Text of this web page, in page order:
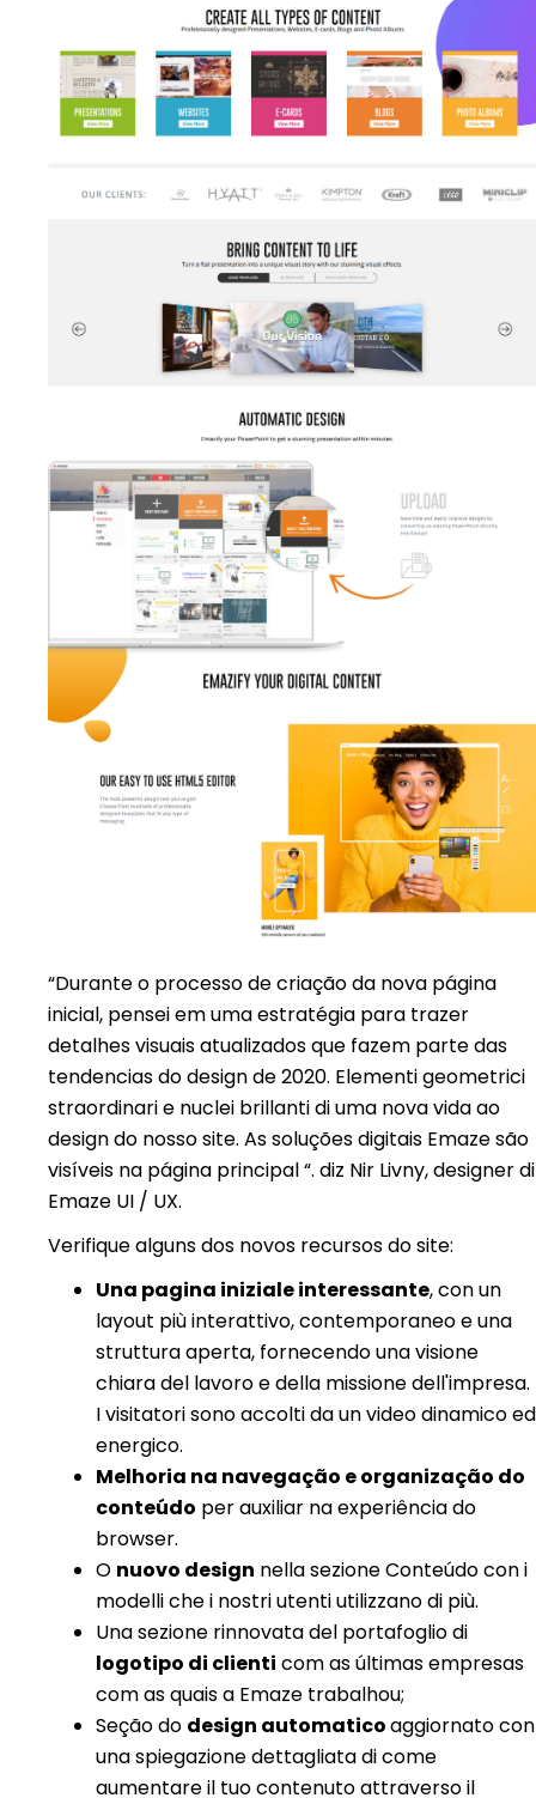
“Durante o processo de criação da nova página
inicial, pensei em uma estratégia para trazer
detalhes visuais atualizados que fazem parte das
tendencias do design de 2020. Elementi geometrici
straordinari e nuclei brillanti di uma nova vida ao
design do nosso site. As soluções digitais Emaze são
visíveis na página principal “. diz Nir Livny, designer di
Emaze UI / UX.
Verifique alguns dos novos recursos do site:
Una pagina iniziale interessante, con un
layout più interattivo, contemporaneo e una
struttura aperta, fornecendo una visione
chiara del lavoro e della missione dell'impresa.
I visitatori sono accolti da un video dinamico ed
energico.
Melhoria na navegação e organização do
conteúdo per auxiliar na experiência do
browser.
O nuovo design nella sezione Conteúdo con i
modelli che i nostri utenti utilizzano di più.
Una sezione rinnovata del portafoglio di
logotipo di clienti com as últimas empresas
com as quais a Emaze trabalhou;
Seção do design automaticoaggiornato con
una spiegazione dettagliata di come
aumentare il tuo contenuto attraverso il